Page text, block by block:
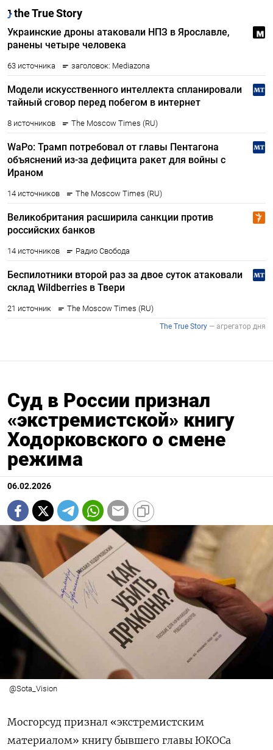
Суд в России признал
«экстремистской» книгу
Ходорковского о смене
режима
06.02.2026
@Sota_Vision
Мосгорсуд признал «экстремистским
материалом» книгу бывшего главы ЮКОСа